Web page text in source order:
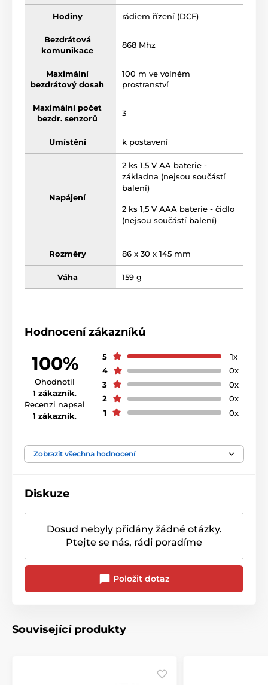
Hodiny rádiem řízení (DCF)
Bezdrátová
komunikace
868 Mhz
Maximální
bezdrátový dosah
100 m ve volném
prostranství
Maximální počet
bezdr. senzorů
3
Umístění k postavení
Napájení
2 ks 1,5 V AA baterie -
základna (nejsou součástí
balení)
2 ks 1,5 V AAA baterie - čidlo
(nejsou součástí balení)
Rozměry 86 x 30 x 145 mm
Váha 159 g
Hodnocení zákazníků
100%
Ohodnotil
1 zákazník.
Recenzi napsal
1 zákazník.
5
1x
4
0x
3
0x
2
0x
1
0x
Zobrazit všechna hodnocení
Diskuze
Dosud nebyly přidány žádné otázky.
Ptejte se nás, rádi poradíme
Položit dotaz
Související produkty